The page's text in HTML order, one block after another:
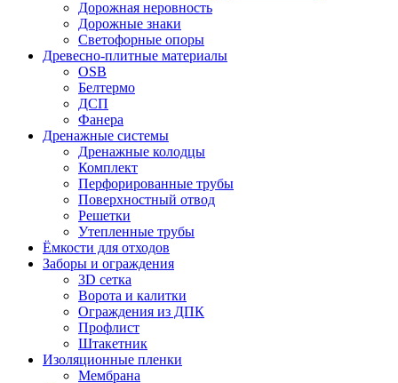
Дорожная неровность
Дорожные знаки
Светофорные опоры
Древесно-плитные материалы
OSB
Белтермо
ДСП
Фанера
Дренажные системы
Дренажные колодцы
Комплект
Перфорированные трубы
Поверхностный отвод
Решетки
Утепленные трубы
Ёмкости для отходов
Заборы и ограждения
3D сетка
Ворота и калитки
Ограждения из ДПК
Профлист
Штакетник
Изоляционные пленки
Мембрана